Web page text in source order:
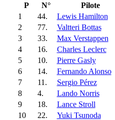
P N° Pilote
1
44. Lewis Hamilton
2
77. Valtteri Bottas
3
33. Max Verstappen
4
16. Charles Leclerc
5
10. Pierre Gasly
6
14. Fernando Alonso
7
11. Sergio Pérez
8
4. Lando Norris
9
18. Lance Stroll
10
22. Yuki Tsunoda